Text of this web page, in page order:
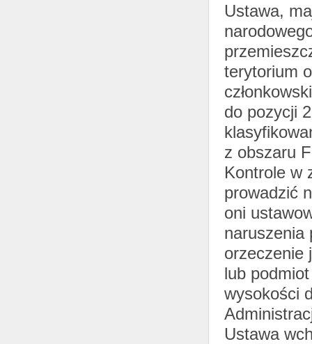
Ustawa,
terytorium
do pozycji
z obszaru
Kontrole w
prowadzić
oni
naruszenia
orzeczenie
lub
wysokości
Ustawa